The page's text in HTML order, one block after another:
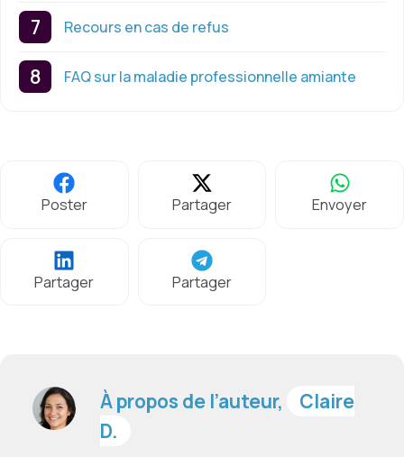
Recours en cas de refus
FAQ sur la maladie professionnelle amiante
Poster Partager Envoyer
Partager Partager
À propos de l’auteur,
Claire
D.